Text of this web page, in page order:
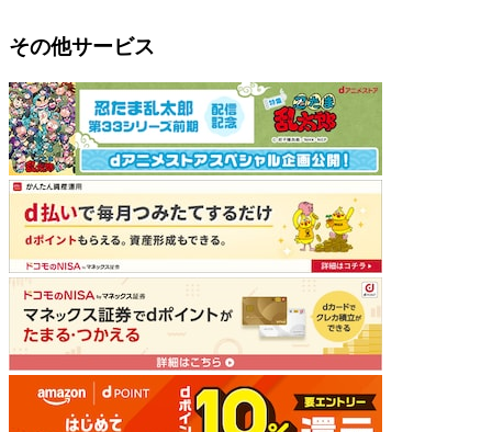
その他サービス